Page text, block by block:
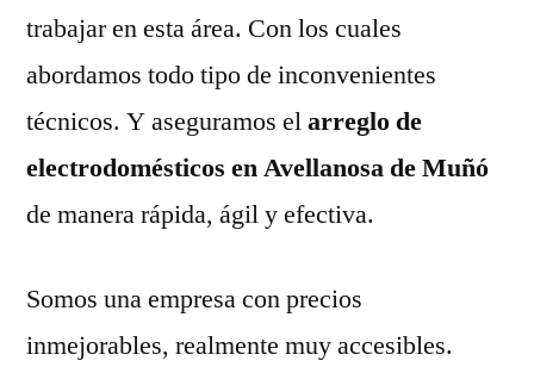
trabajar en esta área. Con los cuales
abordamos todo tipo de inconvenientes
técnicos. Y aseguramos elarreglo de
electrodomésticos en Avellanosa de Muñó
de manera rápida, ágil y efectiva.
Somos una empresa con precios
inmejorables, realmente muy accesibles.